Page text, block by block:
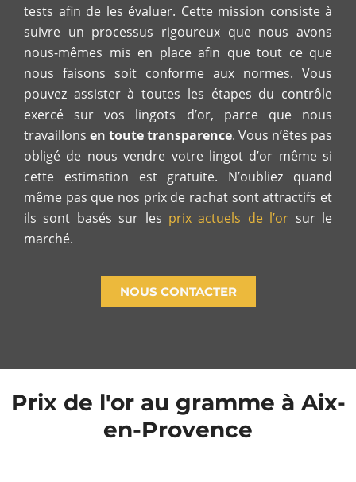
tests afin de les évaluer. Cette mission consiste à
suivre un processus rigoureux que nous avons
nous-mêmes mis en place afin que tout ce que
nous faisons soit conforme aux normes. Vous
pouvez assister à toutes les étapes du contrôle
exercé sur vos lingots d’or, parce que nous
travaillons en toute transparence. Vous n’êtes pas
obligé de nous vendre votre lingot d’or même si
cette estimation est gratuite. N’oubliez quand
même pas que nos prix de rachat sont attractifs et
ils sont basés sur les prix actuels de l’or sur le
marché.
NOUS CONTACTER
Prix de l'or au gramme à Aix-
en-Provence